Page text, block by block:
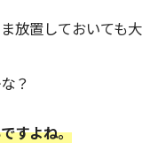
放置しておいても大
？
すよね。